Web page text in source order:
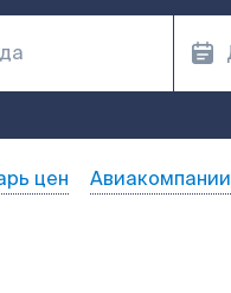
цен Авиакомпании